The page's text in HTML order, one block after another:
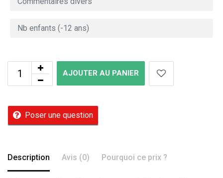
AJOUTER AU PANIER
Poser une question
Description Avis (0) Pourquoi ce prix ?